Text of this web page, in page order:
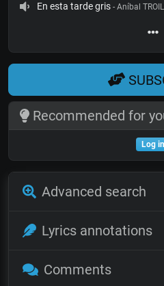
En esta tarde gris - Aníbal
Recommended for
Log in
Advanced search
Lyrics annotations
Comments